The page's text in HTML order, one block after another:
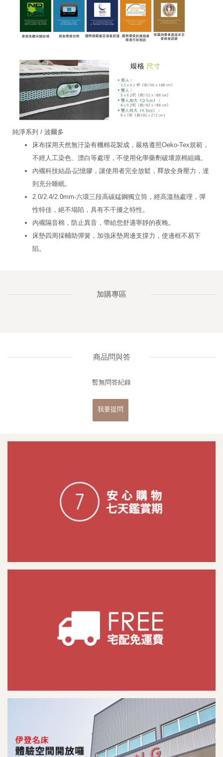
純淨系列 / 波爾多
床布採用天然無汙染有機棉花製成，嚴格遵照Oeko-Tex規範，
不經人工染色、漂白等處理，不使用化學藥劑破壞原棉組織。
內襯科技結晶-記憶膠，讓使用者完全放鬆，釋放全身壓力，達
到充分睡眠。
2.0/2.4/2.0mm-六環三段高碳錳鋼獨立筒，經高溫熱處理，彈
性特佳，絕不塌陷，具有不干擾之特性。
內襯隔音棉，防止異音，帶給您舒適寧靜的夜晚。
床墊四周採輔助彈簧，加強床墊周邊支撐力，使邊框不易下
陷。
加購專區
商品問與答
暫無問答紀錄
我要提問